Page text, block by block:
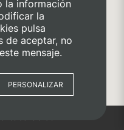
la información
la
pulsa
de aceptar, no
mensaje.
PERSONALIZAR